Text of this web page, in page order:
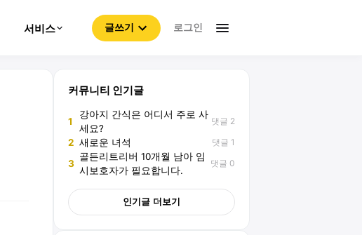
서비스 글쓰기 로그인
커뮤니티 인기글
1
강아지 간식은 어디서 주로 사
세요?
댓글 2
2 새로운 녀석 댓글 1
3
골든리트리버 10개월 남아 임
시보호자가 필요합니다.
댓글 0
인기글 더보기